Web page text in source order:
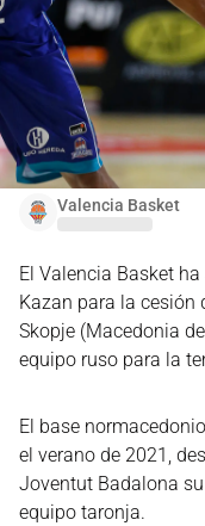
Valencia Basket
El Valencia Basket
Kazan para la cesión
Skopje (Macedonia
equipo ruso para la
El base
el verano de 2021,
Joventut Badalona
equipo taronja.